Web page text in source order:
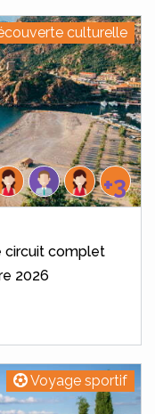
culturelle
+3
circuit complet
2026
Voyage sportif